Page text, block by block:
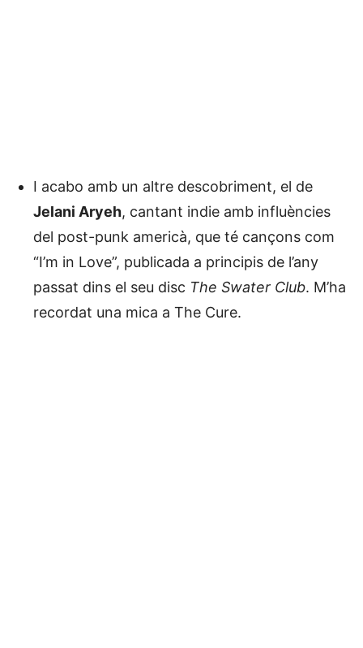
I acabo amb un altre descobriment, el de
Jelani Aryeh, cantant indie amb influències
del post-punk americà, que té cançons com
“I’m in Love”, publicada a principis de l’any
passat dins el seu disc The Swater Club. M’ha
recordat una mica a The Cure.